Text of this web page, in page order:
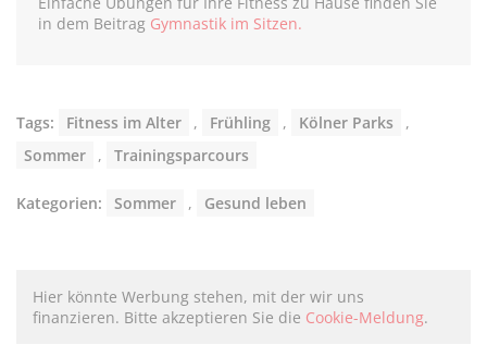
in dem Beitrag Gymnastik im Sitzen.
Tags: Fitness im Alter , Frühling , Kölner Parks
,
Sommer
, Trainingsparcours
Kategorien: Sommer , Gesund leben
Hier könnte Werbung stehen, mit der wir uns
finanzieren. Bitte akzeptieren Sie die Cookie-Meldung.